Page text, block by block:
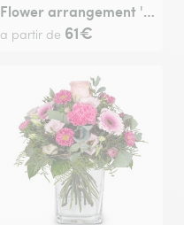
Flower arrangement 'Red Symphony'
a partir de 61€